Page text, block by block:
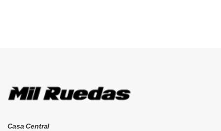
Casa Central